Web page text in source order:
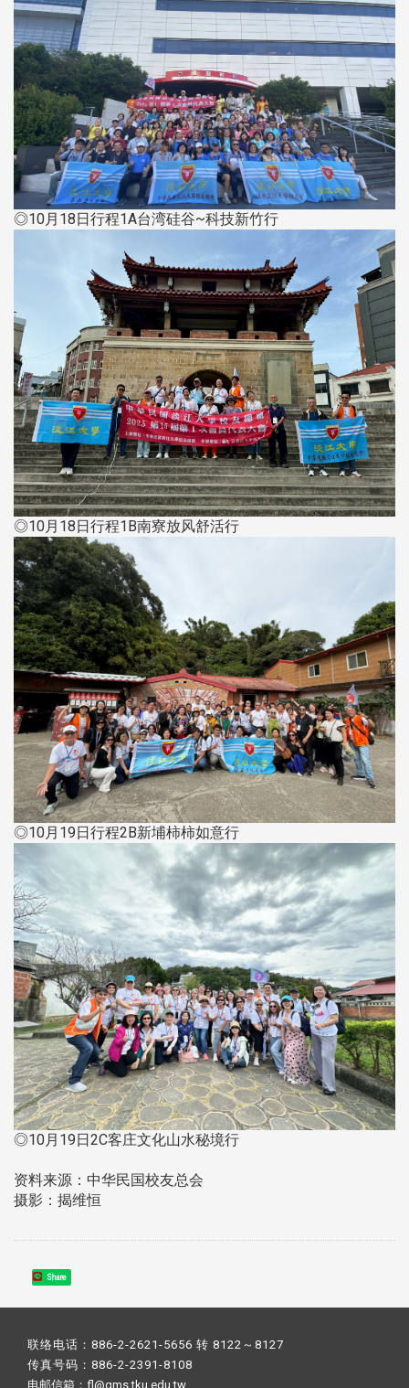
◎10月18日行程1A台湾硅谷~科技新竹行
◎10月18日行程1B南寮放风舒活行
◎10月19日行程2B新埔柿柿如意行
◎10月19日2C客庄文化山水秘境行
资料来源：中华民国校友总会
摄影：揭维恒
Share
联络电话：886-2-2621-5656 转 8122～8127
传真号码：886-2-2391-8108
电邮信箱：fl@gms.tku.edu.tw